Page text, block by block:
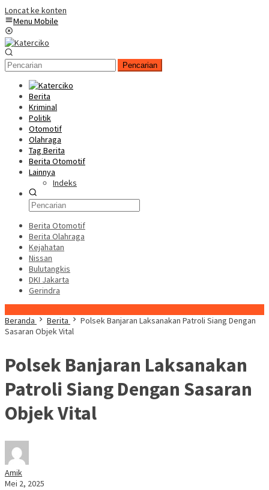
Loncat ke konten
Menu Mobile
Pencarian
Berita
Kriminal
Politik
Otomotif
Olahraga
Tag Berita
Berita Otomotif
Lainnya
Indeks
Berita Otomotif
Berita Olahraga
Kejahatan
Nissan
Bulutangkis
DKI Jakarta
Gerindra
Beranda
Berita
Polsek Banjaran Laksanakan Patroli Siang Dengan
Sasaran Objek Vital
Polsek Banjaran Laksanakan
Patroli Siang Dengan Sasaran
Objek Vital
Amik
Mei 2, 2025